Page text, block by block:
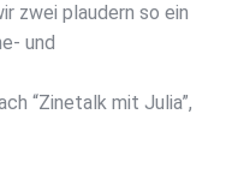
zwei plaudern so ein
und
“Zinetalk mit Julia”,